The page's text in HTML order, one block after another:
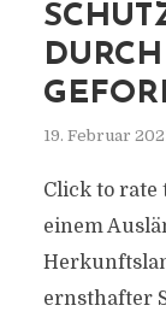
19. Februar
Click to rate
einem
ernsthafter